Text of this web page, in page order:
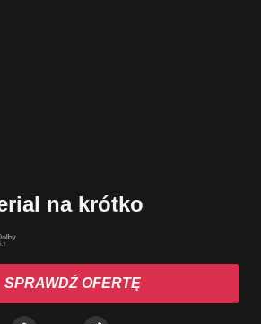
SPRAWDŹ OFERTĘ